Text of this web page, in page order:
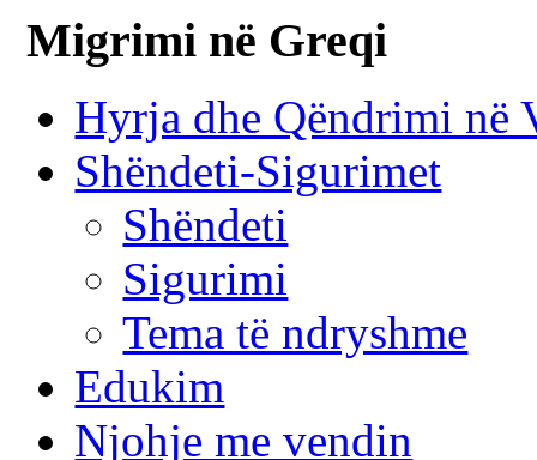
Migrimi në Greqi
Hyrja dhe Qëndrimi në
Shëndeti-Sigurimet
Shëndeti
Sigurimi
Tema të ndryshme
Edukim
Njohje me vendin